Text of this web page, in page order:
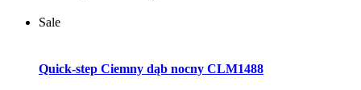
Sale
Quick-step Ciemny dąb nocny CLM1488